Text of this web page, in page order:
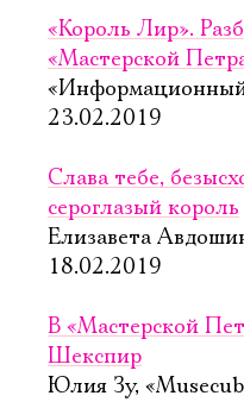
«Король Лир».
«Мастерской
23.02.2019
Слава тебе,
сероглазый король
Елизавета
18.02.2019
В «Мастерской
Шекспир
Юлия Зу,